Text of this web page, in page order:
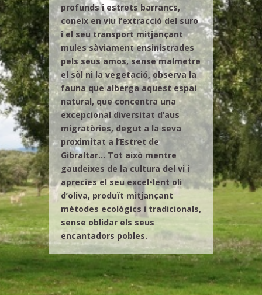
profunds i estrets barrancs,
coneix en viu l’extracció del suro
i el seu transport mitjançant
mules sàviament ensinistrades
pels seus amos, sense malmetre
el sòl ni la vegetació, observa la
fauna que alberga aquest espai
natural, que concentra una
excepcional diversitat d’aus
migratòries, degut a la seva
proximitat a l’Estret de
Gibraltar… Tot això mentre
gaudeixes de la cultura del vi i
aprecies el seu excel•lent oli
d’oliva, produït mitjançant
mètodes ecològics i tradicionals,
sense oblidar els seus
encantadors pobles.